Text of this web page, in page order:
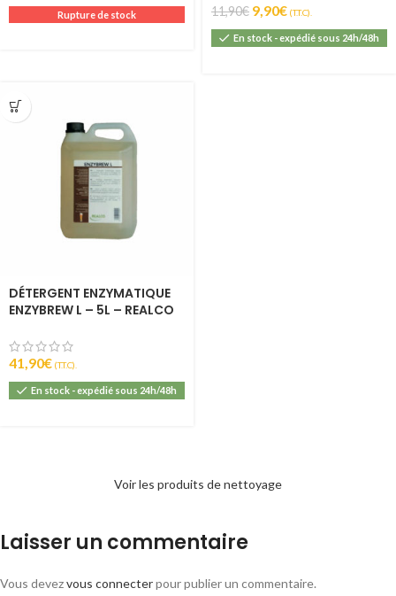
Rupture de stock 11,90€ 9,90€ (T.T.C).
En stock - expédié sous 24h/48h
DÉTERGENT ENZYMATIQUE
ENZYBREW L – 5L – REALCO
41,90€ (T.T.C).
En stock - expédié sous 24h/48h
Voir les produits de nettoyage
Laisser un commentaire
Vous devezvous connecterpour publier un commentaire.